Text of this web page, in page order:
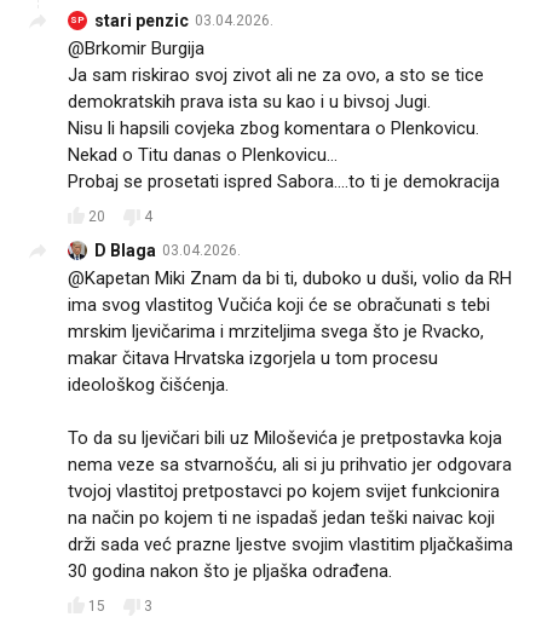
SP stari penzic 03.04.2026.
@Brkomir Burgija
Ja sam riskirao svoj zivot ali ne za ovo, a sto se tice
demokratskih prava ista su kao i u bivsoj Jugi.
Nisu li hapsili covjeka zbog komentara o Plenkovicu.
Nekad o Titu danas o Plenkovicu...
Probaj se prosetati ispred Sabora....to ti je demokracija
20 4
D Blaga 03.04.2026.
@Kapetan Miki Znam da bi ti, duboko u duši, volio da RH
ima svog vlastitog Vučića koji će se obračunati s tebi
mrskim ljevičarima i mrziteljima svega što je Rvacko,
makar čitava Hrvatska izgorjela u tom procesu
ideološkog čišćenja.
To da su ljevičari bili uz Miloševića je pretpostavka koja
nema veze sa stvarnošću, ali si ju prihvatio jer odgovara
tvojoj vlastitoj pretpostavci po kojem svijet funkcionira
na način po kojem ti ne ispadaš jedan teški naivac koji
drži sada već prazne ljestve svojim vlastitim pljačkašima
30 godina nakon što je pljaška odrađena.
15 3